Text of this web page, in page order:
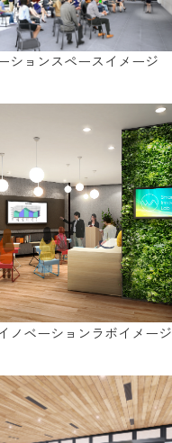
ションスペースイメージ
ノベーションラボイメージ